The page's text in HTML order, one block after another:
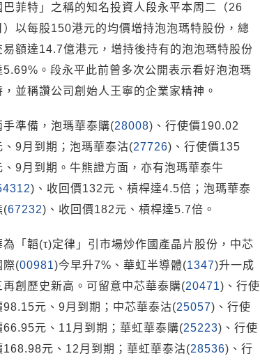
巴菲特」之稱的知名投資人段永平本周二（26
）以每股150港元的均價增持泡泡瑪特股份，總
易額達14.7億港元，增持後持有的泡泡瑪特股份
5.69%。段永平此前曾多次公開表示看好泡泡瑪
，並稱讚公司創始人王寧的企業家精神。
手準備，泡瑪華泰購(28008)、行使價190.02
、9月到期；泡瑪華泰沽(27726)、行使價135
、9月到期。牛熊證方面，亦有泡瑪華泰牛
)、收回價132元、槓桿達4.5倍；泡瑪華泰
(67232)、收回價182元、槓桿達5.7倍。
為「韜(τ)定律」引市場炒作國產晶片股份，中芯
際(00981)今早升7%、華虹半導體(1347)升一成
再創歷史新高。可留意中芯華泰購(20471)、行使
98.15元、9月到期；中芯華泰沽(25057)、行使
66.95元、11月到期；華虹華泰購(25223)、行使
168.98元、12月到期；華虹華泰沽(28536)、行